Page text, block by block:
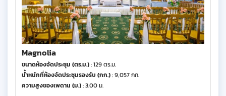
Magnolia
ขนาดห้องจัดประชุม (ตร.ม.): 129 ตร.ม.
น้ำหนักที่ห้องจัดประชุมรองรับ (กก.): 9,057 กก.
ความสูงของเพดาน (ม.): 3.00 ม.